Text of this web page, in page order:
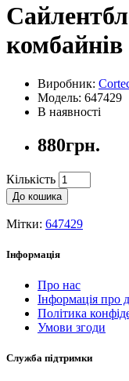
комбайнів
Виробник:
Модель: 647429
В наявності
880грн.
Кількість
До кошика
Мітки: 647429
Інформація
Про нас
Інформація про
Політика
Умови згоди
Служба підтримки